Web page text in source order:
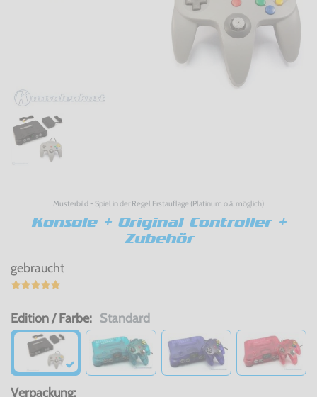
Musterbild - Spiel in der Regel Erstauflage (Platinum o.ä. möglich)
Konsole + Original Controller +
Zubehör
gebraucht
Edition / Farbe: Standard
Verpackung: